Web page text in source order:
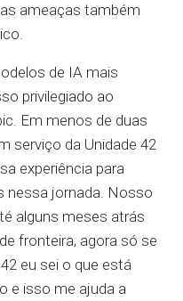
ameaças também
de IA mais
privilegiado ao
Em menos de duas
serviço da Unidade 42
experiência para
nessa jornada. Nosso
alguns meses atrás
fronteira, agora só se
eu sei o que está
e isso me ajuda a